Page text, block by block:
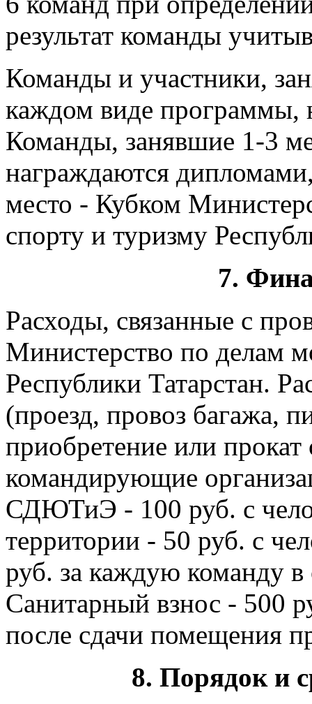
результат команды
Команды и участники,
каждом виде программы,
Команды, занявшие 1-3
награждаются
место - Кубком
спорту и туризму
7.
Расходы, связанные с
Министерство по делам
Республики Татарстан.
(проезд, провоз багажа,
приобретение или
командирующие
СДЮТиЭ - 100 руб. с
территории - 50 руб. с
руб. за каждую команду в
Санитарный взнос - 500
после сдачи помещения
8. Порядок и